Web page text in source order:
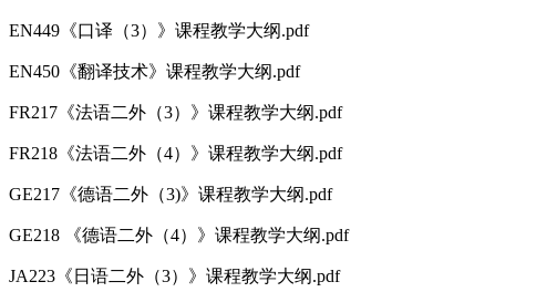
EN449《口译（3）》课程教学大纲.pdf
EN450《翻译技术》课程教学大纲.pdf
FR217《法语二外（3）》课程教学大纲.pdf
FR218《法语二外（4）》课程教学大纲.pdf
GE217《德语二外（3)》课程教学大纲.pdf
GE218 《德语二外（4）》课程教学大纲.pdf
JA223《日语二外（3）》课程教学大纲.pdf